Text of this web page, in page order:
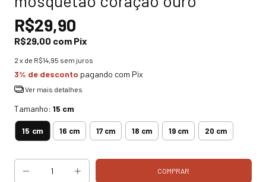
R$29,90
R$29,00 com Pix
2 x de R$14,95 sem juros
3% de desconto pagando com Pix
Ver mais detalhes
Tamanho: 15 cm
15 cm 16 cm 17 cm 18 cm 19 cm 20 cm